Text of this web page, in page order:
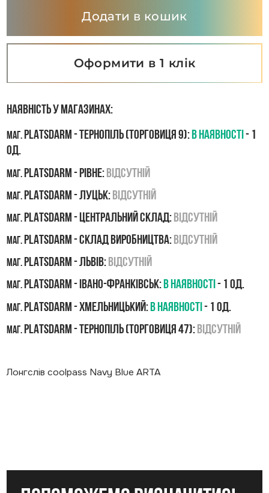
Додати в кошик
Оформити в 1 клік
Наявність у магазинах:
маг.PLATSDARM - Тернопіль (Торговиця 9):В наявності- 1
од.
маг.PLATSDARM - Рівне: Відсутній
маг.PLATSDARM - Луцьк:Відсутній
маг.PLATSDARM - Центральний склад:Відсутній
маг.PLATSDARM - Склад виробництва:Відсутній
маг.PLATSDARM - Львів:Відсутній
маг.PLATSDARM - Івано-Франківськ:В наявності- 1 од.
маг.PLATSDARM - Хмельницький:В наявності- 1 од.
маг.PLATSDARM - Тернопіль (Торговиця 47):Відсутній
Лонгслів coolpass Navy Blue ARTA